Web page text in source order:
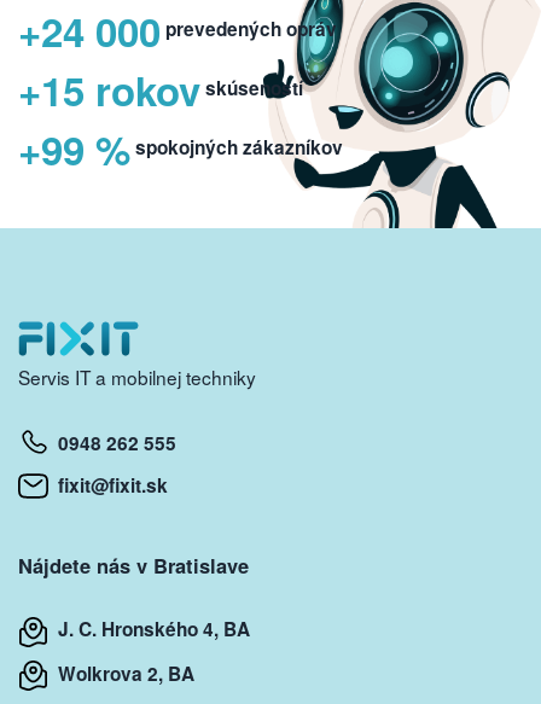
+24 000 prevedených opráv
+15 rokovskúseností
+99 %spokojných zákazníkov
Servis IT a mobilnej techniky
0948 262 555
fixit@fixit.sk
Nájdete nás v Bratislave
J. C. Hronského 4, BA
Wolkrova 2, BA